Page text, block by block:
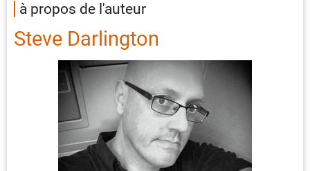
à propos de l'auteur
Steve Darlington